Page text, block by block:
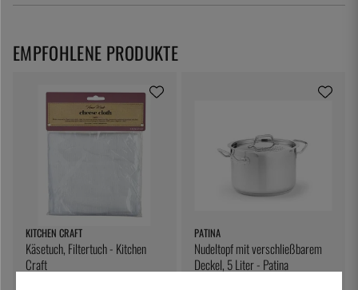
KITCHEN CRAFT
Käsetuch, Filtertuch - Kitchen
Craft
PATINA
Nudeltopf mit verschließbarem
Deckel, 5 Liter - Patina
EMPFOHLENE PRODUKTE